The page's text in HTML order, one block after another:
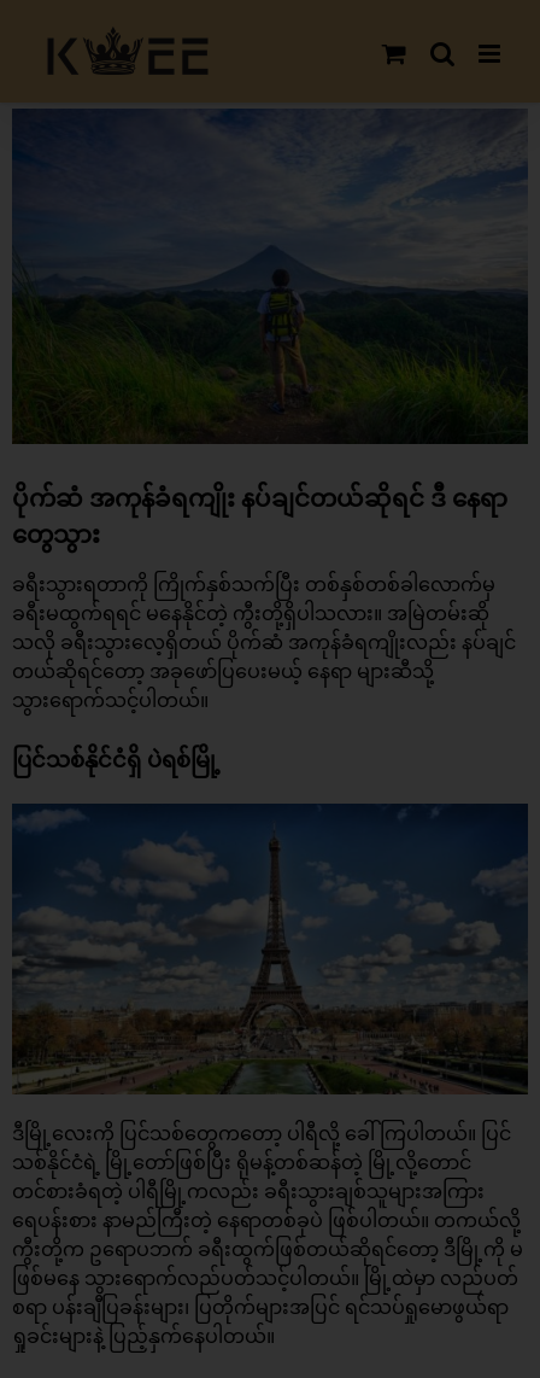
content
ပိုက်ဆံ အကုန်ခံရကျိုး နပ်ချင်တယ်ဆိုရင် ဒီ နေရာ
တွေသွား
ခရီးသွားရတာကို ကြိုက်နှစ်သက်ပြီး တစ်နှစ်တစ်ခါလောက်မှ
ခရီးမထွက်ရရင် မနေနိုင်တဲ့ ကွီးတို့ရှိပါသလား။ အမြဲတမ်းဆို
သလို ခရီးသွားလေ့ရှိတယ် ပိုက်ဆံ အကုန်ခံရကျိုးလည်း နပ်ချင်
တယ်ဆိုရင်တော့ အခုဖော်ပြပေးမယ့် နေရာ များဆီသို့
သွားရောက်သင့်ပါတယ်။​
ပြင်သစ်နိုင်ငံရှိ ပဲရစ်မြို့
ဒီမြို့လေးကို ပြင်သစ်တွေကတော့ ပါရီလို့ ခေါ်ကြပါတယ်။ ပြင်
သစ်နိုင်ငံရဲ့ မြို့တော်ဖြစ်ပြီး ရိုမန့်တစ်ဆန်တဲ့ မြို့လို့တောင်
တင်စားခံရတဲ့ ပါရီမြို့ကလည်း ခရီးသွားချစ်သူများအကြား
ရေပန်းစား နာမည်ကြီးတဲ့ နေရာတစ်ခုပဲ ဖြစ်ပါတယ်။​ တကယ်လို့
ကွီးတို့က ဥရောပဘက် ခရီးထွက်ဖြစ်တယ်ဆိုရင်တော့ ဒီမြို့ကို မ
ဖြစ်မနေ သွားရောက်လည်ပတ်သင့်ပါတယ်။ မြို့ထဲမှာ လည်ပတ်
စရာ ပန်းချီပြခန်းများ၊ ပြတိုက်များအပြင် ရင်သပ်ရှုမောဖွယ်ရာ
ရှုခင်းများနဲ့ ပြည့်နှက်နေပါတယ်။